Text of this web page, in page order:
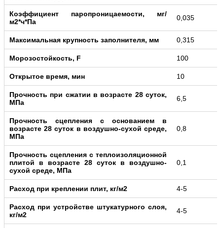
Коэффициент паропроницаемости, мг/
м2*ч*Па
0,035
Максимальная крупность заполнителя, мм 0,315
Морозостойкость, F 100
Открытое время, мин 10
Прочность при сжатии в возрасте 28 суток,
МПа
6,5
Прочность сцепления с основанием в
возрасте 28 суток в воздушно-сухой среде,
МПа
0,8
Прочность сцепления с теплоизоляционной
плитой в возрасте 28 суток в воздушно-
сухой среде, МПа
0,1
Расход при креплении плит, кг/м2 4-5
Расход при устройстве штукатурного слоя,
кг/м2
4-5